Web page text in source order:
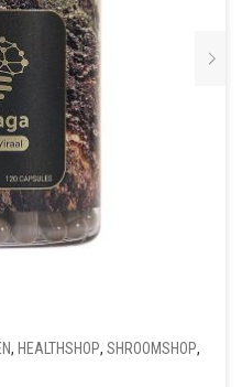
, HEALTHSHOP, SHROOMSHOP,